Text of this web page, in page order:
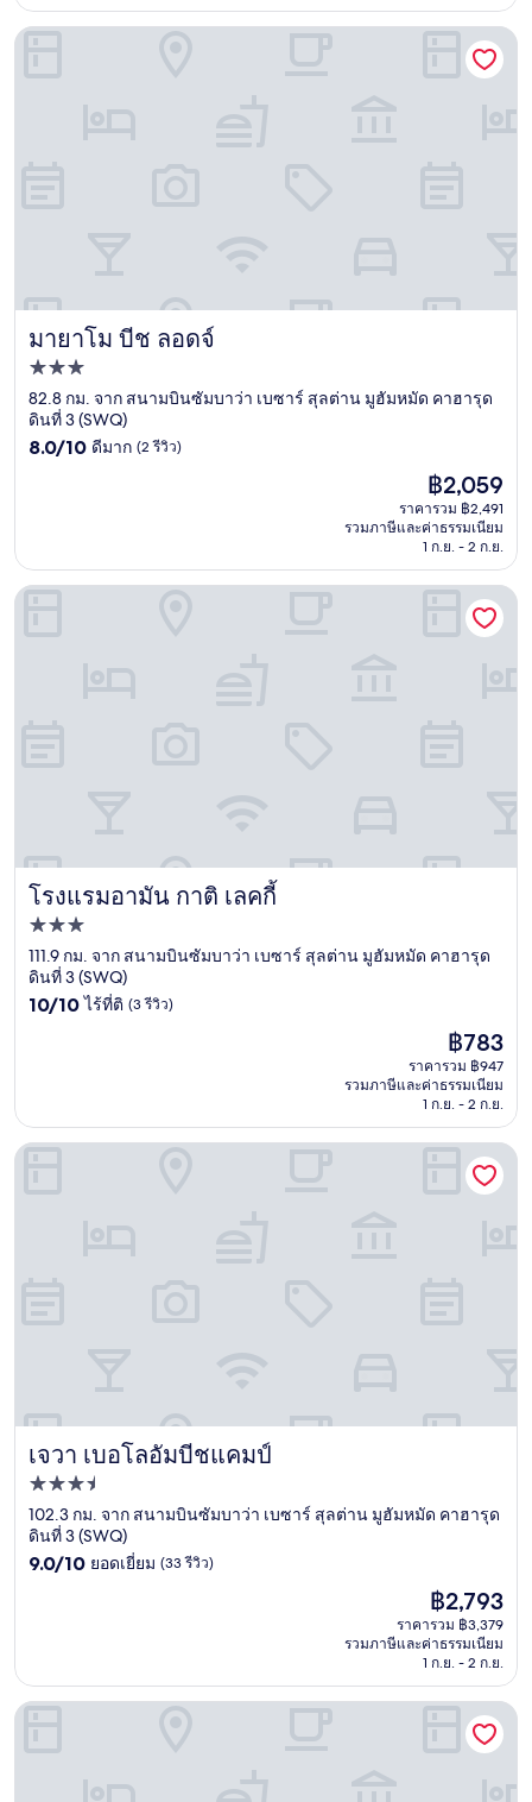
รีวิว)
มายาโม บีช ลอดจ์
มายาโม บีช ลอดจ์
ที่พัก
3.0
ดาว
82.8 กม. จาก สนามบินซัมบาว่า เบซาร์ สุลต่าน มูฮัมหมัด คาฮารุด
ดินที่ 3 (SWQ)
8.0
รีวิว)
8.0/10 ดีมาก (2 รีวิว)
ราคา
ปัจจุบัน
คือ
฿2,059
฿2,059
ราคารวม ฿2,491
รวมภาษีและค่าธรรมเนียม
1 ก.ย. - 2 ก.ย.
มายาโม บีช ลอดจ์
โรงแรมอามัน กาติ เลคกี้
โรงแรมอามัน กาติ เลคกี้
ที่พัก
3.0
ดาว
111.9 กม. จาก สนามบินซัมบาว่า เบซาร์ สุลต่าน มูฮัมหมัด คาฮารุด
ดินที่ 3 (SWQ)
10.0
(3
รีวิว)
10/10 ไร้ที่ติ (3 รีวิว)
ราคา
ปัจจุบัน
คือ
฿783
฿783
ราคารวม ฿947
รวมภาษีและค่าธรรมเนียม
1 ก.ย. - 2 ก.ย.
โรงแรมอามัน กาติ เลคกี้
เจวา เบอโลอัมบีชแคมป์
เจวา เบอโลอัมบีชแคมป์
ที่พัก
3.5
ดาว
102.3 กม. จาก สนามบินซัมบาว่า เบซาร์ สุลต่าน มูฮัมหมัด คาฮารุด
ดินที่ 3 (SWQ)
9.0
รีวิว)
9.0/10 ยอดเยี่ยม (33 รีวิว)
ราคา
ปัจจุบัน
คือ
฿2,793
฿2,793
ราคารวม ฿3,379
รวมภาษีและค่าธรรมเนียม
1 ก.ย. - 2 ก.ย.
เจวา เบอโลอัมบีชแคมป์
โปฮอน ปูร์บา รีสอร์ต แอนด์ เรสเตอรองต์